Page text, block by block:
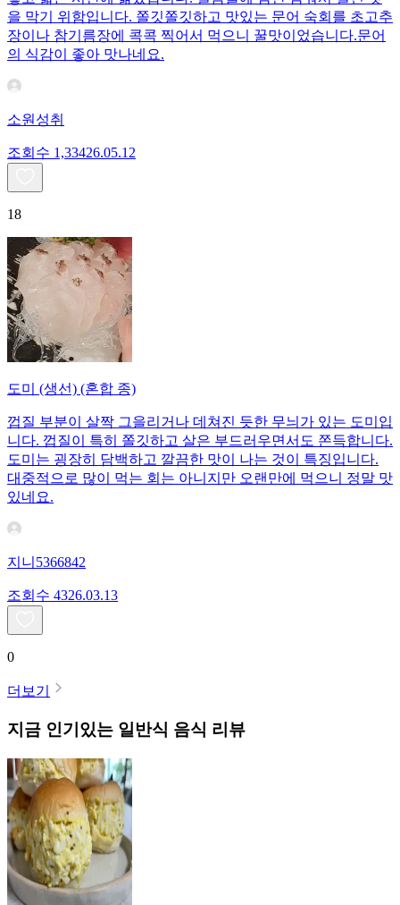
을 막기 위함입니다. 쫄깃쫄깃하고 맛있는 문어 숙회를 초고추
장이나 참기름장에 콕콕 찍어서 먹으니 꿀맛이었습니다.문어
의 식감이 좋아 맛나네요.
소원성취
조회수 1,33426.05.12
18
도미 (생선) (혼합 종)
껍질 부분이 살짝 그을리거나 데쳐진 듯한 무늬가 있는 도미입
니다. 껍질이 특히 쫄깃하고 살은 부드러우면서도 쫀득합니다.
도미는 굉장히 담백하고 깔끔한 맛이 나는 것이 특징입니다.
대중적으로 많이 먹는 회는 아니지만 오랜만에 먹으니 정말 맛
있네요.
지니5366842
조회수 4326.03.13
0
더보기
지금 인기있는 일반식 음식 리뷰